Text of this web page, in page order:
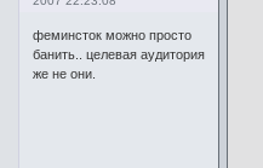
феминсток можно просто
банить.. целевая аудитория
же не они.